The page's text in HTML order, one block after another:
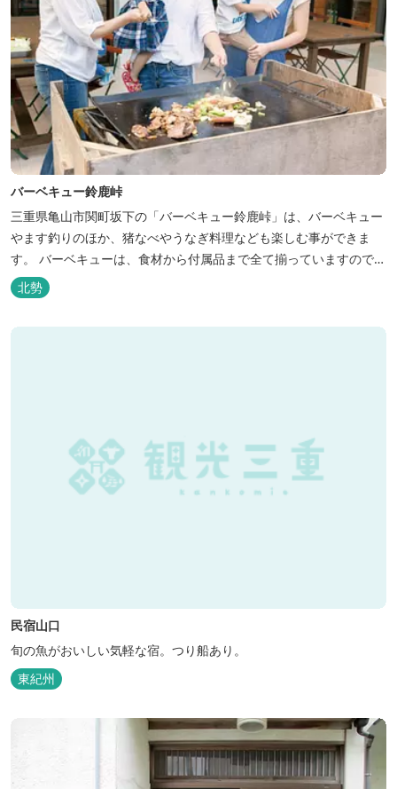
バーベキュー鈴鹿峠
三重県亀山市関町坂下の「バーベキュー鈴鹿峠」は、バーベキュー
やます釣りのほか、猪なべやうなぎ料理なども楽しむ事ができま
す。 バーベキューは、食材から付属品まで全て揃っていますので手
ぶらで楽しむ事ができますよ！釣り掘がありますので、釣ったその
場で味わえる「マス釣り」も人気です。 宿泊施設も完備していま
す！ご家族で、友人で、様々なイベントで、ぜひご利用ください。
北勢
民宿山口
旬の魚がおいしい気軽な宿。つり船あり。
東紀州